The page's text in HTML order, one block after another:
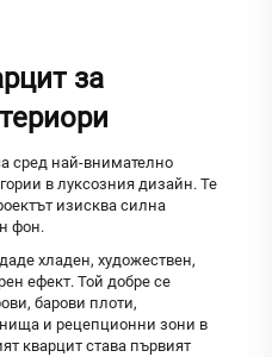
за
сред най-внимателно
в луксозния дизайн. Те
изисква силна
фон.
хладен, художествен,
ефект. Той добре се
барови плоти,
и рецепционни зони в
кварцит става първият